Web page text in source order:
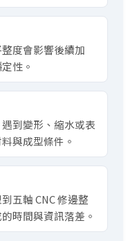
度會影響後續加
性。
到變形、縮水或表
與成型條件。
五軸 CNC 修邊整
時間與資訊落差。